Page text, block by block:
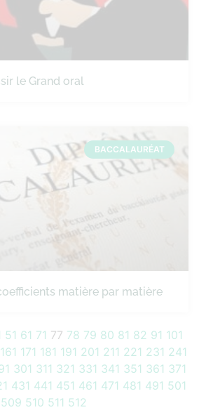
le Grand oral
BACCALAURÉAT
matière par matière
51 61 71 77 78 79 80 81 82 91 101
161 171 181 191 201 211 221 231 241
301 311 321 331 341 351 361 371
431 441 451 461 471 481 491 501
509 510 511 512